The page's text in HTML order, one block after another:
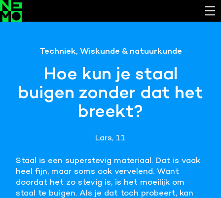
Techniek, Wiskunde & natuurkunde
Hoe kun je staal
buigen zonder dat het
breekt?
Lars, 11
Staal is een superstevig materiaal. Dat is vaak
heel fijn, maar soms ook vervelend. Want
doordat het zo stevig is, is het moeilijk om
staal te buigen. Als je dat toch probeert, kan
Cookies van derde partijen
Noodzakelijk om content van externe bronnen te
bekijken.
Analyseert het websitegebruik en helpt de website
Marketing cookies
Verzamelt informatie over de klantreis.